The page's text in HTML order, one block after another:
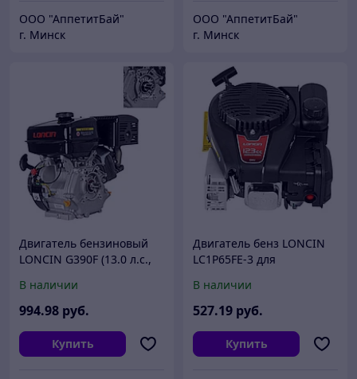
ООО "АппетитБай"
г. Минск
ООО "АппетитБай"
г. Минск
Двигатель бензиновый
LONCIN G390F (13.0 л.с.,
В наличии
994.98 руб.
Купить
Двигатель бенз LONCIN
LC1P65FE-3 для
вал 22,2*70 мм) возд.-
пузырьк. упак.
В наличии
527.19 руб.
Купить